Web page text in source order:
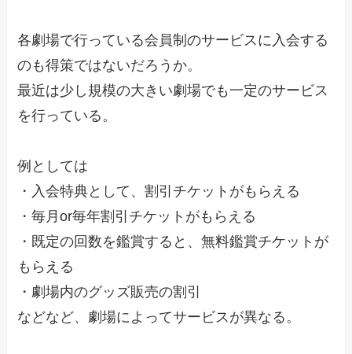
各劇場で行っている会員制のサービスに入会する
のも得策ではないだろうか。
最近は少し規模の大きい劇場でも一定のサービス
を行っている。
例としては
・入会特典として、割引チケットがもらえる
・毎月or毎年割引チケットがもらえる
・既定の回数を鑑賞すると、無料鑑賞チケットが
もらえる
・劇場内のグッズ販売の割引
などなど、劇場によってサービスが異なる。